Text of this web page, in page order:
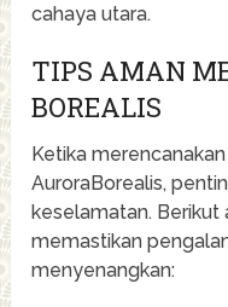
cahaya utara.
TIPS AMAN
BOREALIS
Ketika
AuroraBorealis,
keselamatan.
memastikan
menyenangkan: